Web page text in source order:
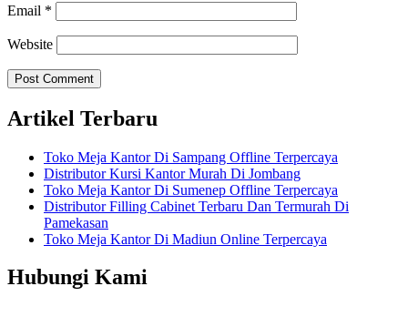
Email *
Website
Artikel Terbaru
Toko Meja Kantor Di Sampang Offline Terpercaya
Distributor Kursi Kantor Murah Di Jombang
Toko Meja Kantor Di Sumenep Offline Terpercaya
Distributor Filling Cabinet Terbaru Dan Termurah Di
Pamekasan
Toko Meja Kantor Di Madiun Online Terpercaya
Hubungi Kami